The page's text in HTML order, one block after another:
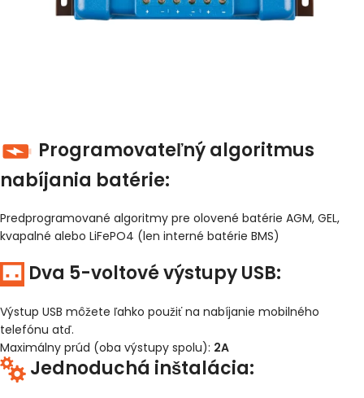
Programovateľný algoritmus
nabíjania batérie:
Predprogramované algoritmy pre olovené batérie AGM, GEL,
kvapalné alebo LiFePO4 (len interné batérie BMS)
Dva 5-voltové výstupy USB:
Výstup USB môžete ľahko použiť na nabíjanie mobilného
telefónu atď.
Maximálny prúd (oba výstupy spolu): 2A
Jednoduchá inštalácia: